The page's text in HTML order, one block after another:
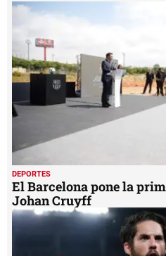
DEPORTES
El Barcelona pone la
Johan Cruyff